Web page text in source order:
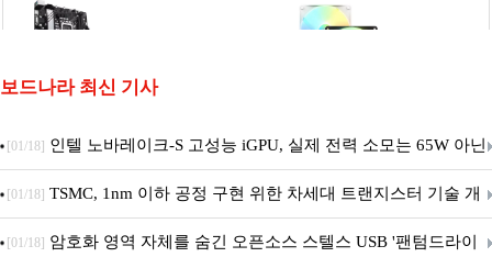
보드나라 최신 기사
[01/18] 인텔 노바레이크-S 고성능 iGPU, 실제 전력 소모는 65W 아닌
40W?
[01/18] TSMC, 1nm 이하 공정 구현 위한 차세대 트랜지스터 기술 개
발
[01/18] 암호화 영역 자체를 숨긴 오픈소스 스텔스 USB '팬텀드라이